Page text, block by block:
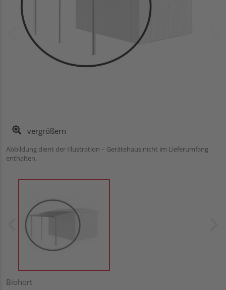
vergrößern
Abbildung dient der Illustration – Gerätehaus nicht im Lieferumfang
enthalten.
Biohort